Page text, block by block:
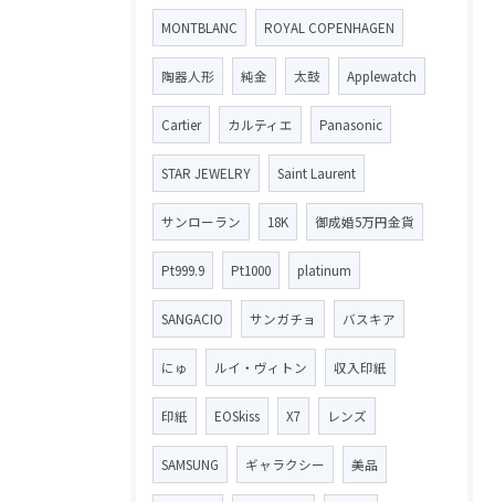
MONTBLANC ROYAL COPENHAGEN
陶器人形 純金 太鼓 Applewatch
Cartier カルティエ Panasonic
STAR JEWELRY Saint Laurent
サンローラン 18K 御成婚5万円金貨
Pt999.9 Pt1000 platinum
SANGACIO サンガチョ バスキア
にゅ ルイ・ヴィトン 収入印紙
印紙 EOSkiss X7 レンズ
SAMSUNG ギャラクシー 美品